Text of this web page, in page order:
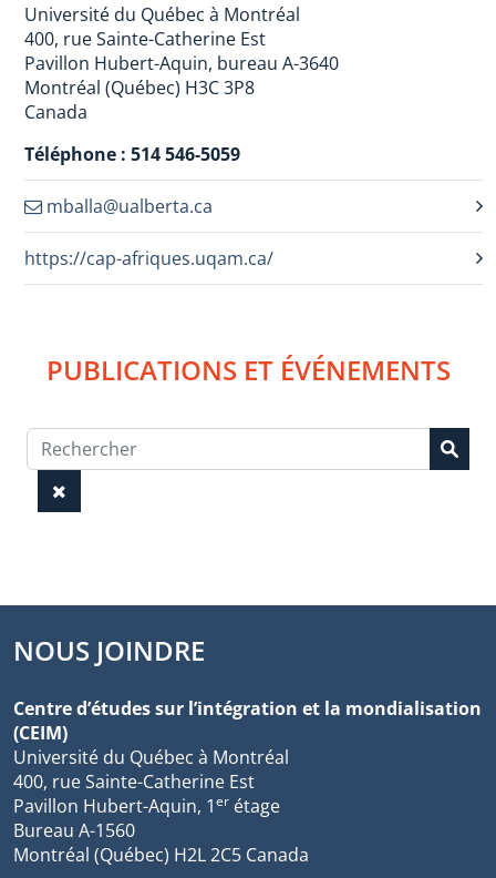
Université du Québec à Montréal
400, rue Sainte-Catherine Est
Pavillon Hubert-Aquin, bureau A-3640
Montréal (Québec) H3C 3P8
Canada
Téléphone : 514 546-5059
mballa@ualberta.ca
https://cap-afriques.uqam.ca/
PUBLICATIONS ET ÉVÉNEMENTS
NOUS JOINDRE
Centre d’études sur l’intégration et la mondialisation
(CEIM)
Université du Québec à Montréal
400, rue Sainte-Catherine Est
Pavillon Hubert-Aquin, 1er étage
Bureau A-1560
Montréal (Québec) H2L 2C5 Canada